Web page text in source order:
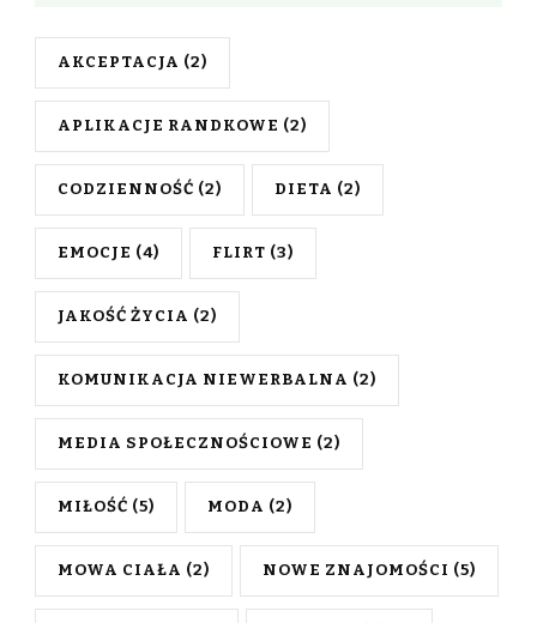
AKCEPTACJA (2)
APLIKACJE RANDKOWE (2)
CODZIENNOŚĆ (2) DIETA (2)
EMOCJE (4) FLIRT (3)
JAKOŚĆ ŻYCIA (2)
KOMUNIKACJA NIEWERBALNA (2)
MEDIA SPOŁECZNOŚCIOWE (2)
MIŁOŚĆ (5) MODA (2)
MOWA CIAŁA (2) NOWE ZNAJOMOŚCI (5)